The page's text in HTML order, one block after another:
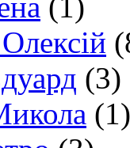
(3)
(1)